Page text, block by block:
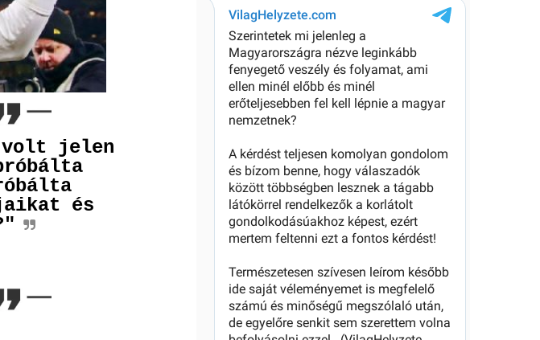
volt jelen
és